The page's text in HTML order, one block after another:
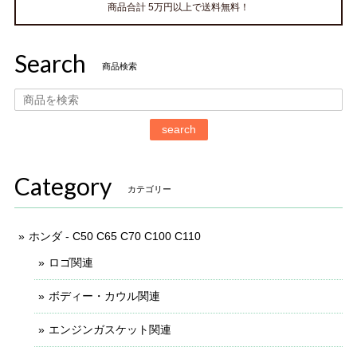
商品合計 5万円以上で送料無料！
Search 商品検索
search
Category カテゴリー
ホンダ - C50 C65 C70 C100 C110
ロゴ関連
ボディー・カウル関連
エンジンガスケット関連